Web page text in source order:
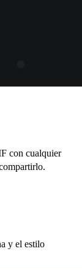
con cualquier
y el estilo